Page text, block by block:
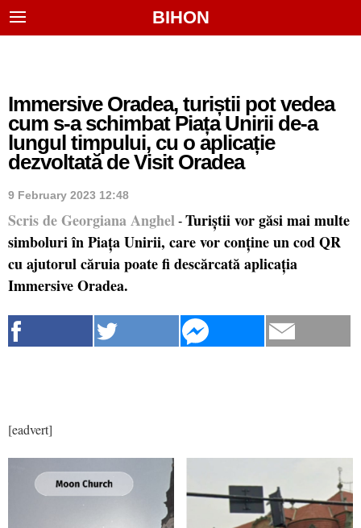
BIHON
Immersive Oradea, turiștii pot vedea
cum s-a schimbat Piața Unirii de-a
lungul timpului, cu o aplicație
dezvoltată de Visit Oradea
9 February 2023 12:48
Scris de Georgiana Anghel - Turiștii vor găsi mai multe
simboluri în Piața Unirii, care vor conține un cod QR
cu ajutorul căruia poate fi descărcată aplicația
Immersive Oradea.
[eadvert]